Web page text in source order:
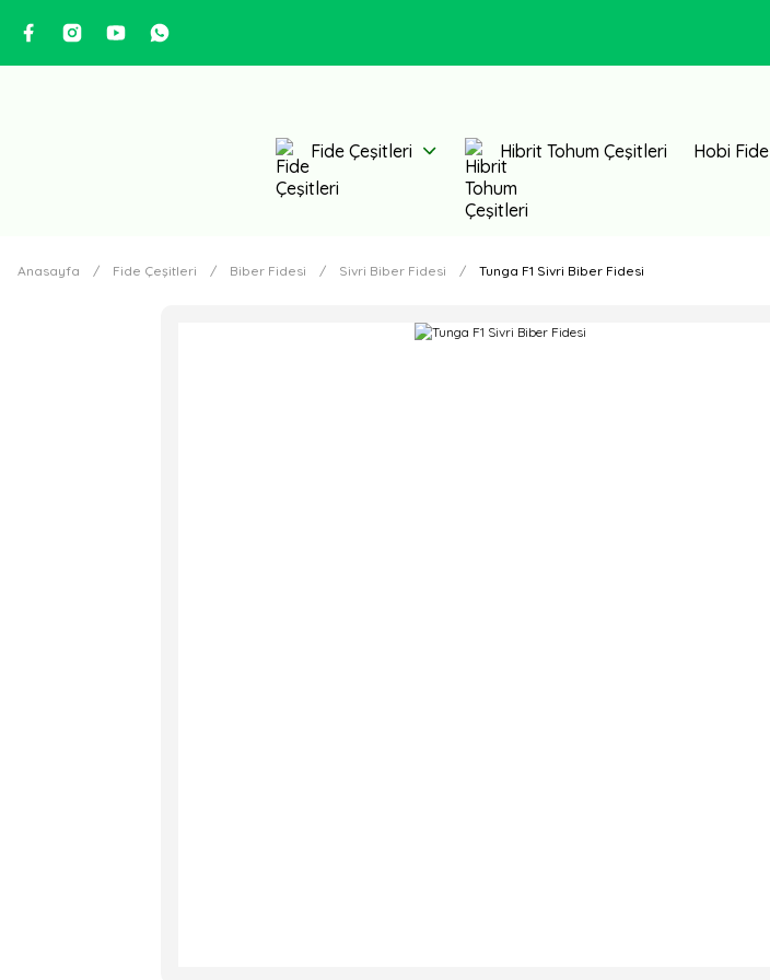
Fide Çeşitleri Hibrit Tohum Çeşitleri Hobi Fide
Anasayfa Fide Çeşitleri Biber Fidesi Sivri Biber Fidesi Tunga F1 Sivri Biber Fidesi